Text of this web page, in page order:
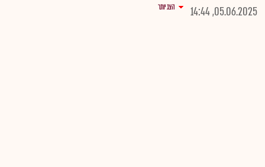
05.06.2025, 14:44
הצג יותר